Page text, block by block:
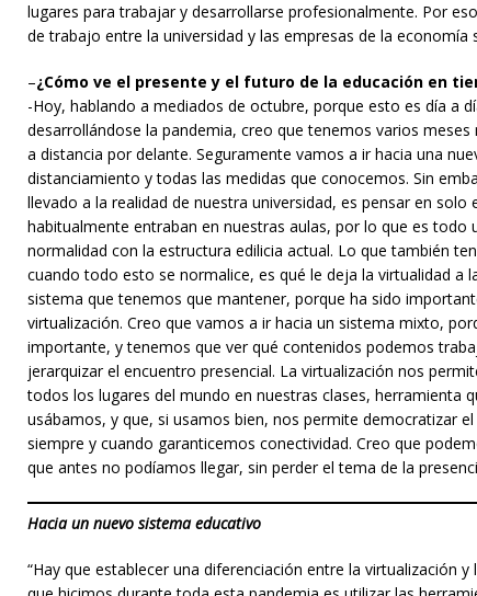
lugares para trabajar y desarrollarse profesionalmente. Por
de trabajo entre la universidad y las empresas de la economía
–¿Cómo ve el presente y el futuro de la educación en
-Hoy, hablando a mediados de octubre, porque esto es día a
desarrollándose la pandemia, creo que tenemos varios
a distancia por delante. Seguramente vamos a ir hacia una
distanciamiento y todas las medidas que conocemos. Sin
llevado a la realidad de nuestra universidad, es pensar en solo
habitualmente entraban en nuestras aulas, por lo que es todo
normalidad con la estructura edilicia actual. Lo que también
cuando todo esto se normalice, es qué le deja la virtualidad a
sistema que tenemos que mantener, porque ha sido
virtualización. Creo que vamos a ir hacia un sistema mixto,
importante, y tenemos que ver qué contenidos podemos
jerarquizar el encuentro presencial. La virtualización nos
todos los lugares del mundo en nuestras clases, herramienta
usábamos, y que, si usamos bien, nos permite democratizar
siempre y cuando garanticemos conectividad. Creo que
que antes no podíamos llegar, sin perder el tema de la
Hacia un nuevo sistema educativo
“Hay que establecer una diferenciación entre la virtualización